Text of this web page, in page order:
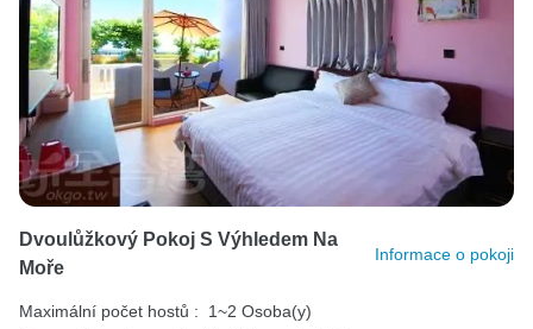
Dvoulůžkový Pokoj S Výhledem Na
Moře
Informace o pokoji
Maximální počet hostů :
1~2 Osoba(y)